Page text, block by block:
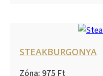
STEAKBURGONYA
975